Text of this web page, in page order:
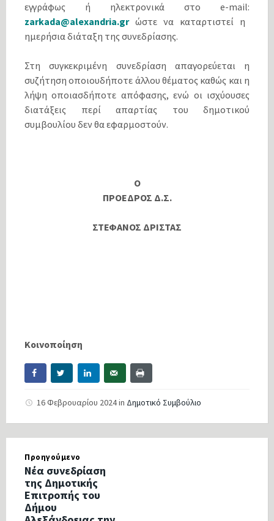
εγγράφως ή ηλεκτρονικά στο e-mail:
zarkada@alexandria.gr ώστε να καταρτιστεί η
ημερήσια διάταξη της συνεδρίασης.
Στη συγκεκριμένη συνεδρίαση απαγορεύεται η
συζήτηση οποιουδήποτε άλλου θέματος καθώς και η
λήψη οποιασδήποτε απόφασης, ενώ οι ισχύουσες
διατάξεις περί απαρτίας του δημοτικού
συμβουλίου δεν θα εφαρμοστούν.
Ο
ΠΡΟΕΔΡΟΣ Δ.Σ.
ΣΤΕΦΑΝΟΣ ΔΡΙΣΤΑΣ
Κοινοποίηση
16 Φεβρουαρίου 2024in Δημοτικό Συμβούλιο
Προηγούμενο
Νέα συνεδρίαση
της Δημοτικής
Επιτροπής του
Δήμου